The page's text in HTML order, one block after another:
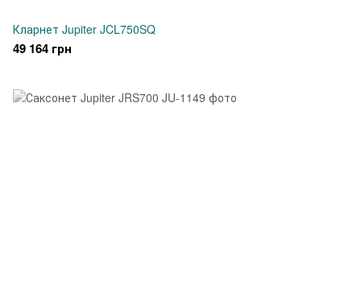
Кларнет Jupiter JCL750SQ
49 164 грн